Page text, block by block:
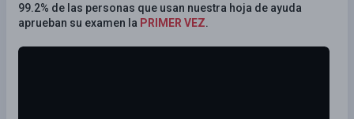
99.2% de las personas que usan nuestra hoja de ayuda
aprueban su examen la PRIMER VEZ.